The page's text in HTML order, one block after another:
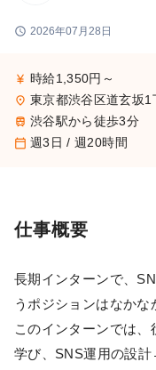
schedule 2026年07月28日
currency_yen 時給1,350円～
place 東京都渋谷区道玄坂
train 渋谷駅から徒歩3分
calendar_today 週3日 / 週20時間
仕事概要
長期インターンで、
うポジションはなかな
このインターンでは
学び、SNS運用の設